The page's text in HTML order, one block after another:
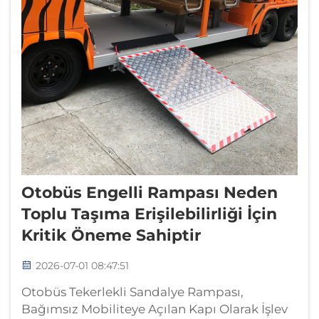
Otobüs Engelli Rampası Neden
Toplu Taşıma Erişilebilirliği İçin
Kritik Öneme Sahiptir
2026-07-01 08:47:51
Otobüs Tekerlekli Sandalye Rampası,
Bağımsız Mobiliteye Açılan Kapı Olarak İşlev